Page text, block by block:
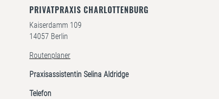
PRIVATPRAXIS CHARLOTTENBURG
Kaiserdamm 109
14057 Berlin
Routenplaner
Praxisassistentin Selina Aldridge
Telefon